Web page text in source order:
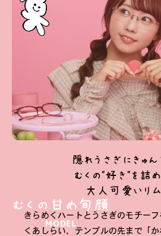
むくの甘め旬顔
MODEL
隠れうさぎにきゅん
むくの"好き"を詰
大人可愛いリ
きらめくハートとうさぎのモチー
くあしらい、テンプルの先まで「